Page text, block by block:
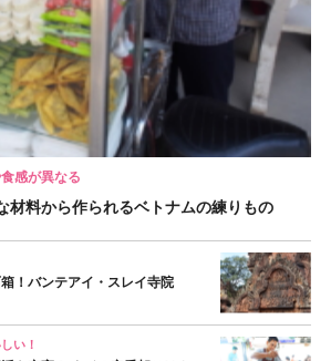
感が異なる
材料から作られるベトナムの練りもの
！バンテアイ・スレイ寺院
い！